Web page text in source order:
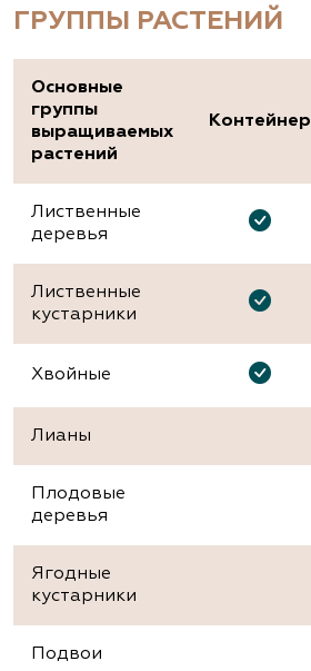
ГРУППЫ РАСТЕНИЙ
Основные
группы
выращиваемых
растений
Контейнер
Лиственные
деревья
Лиственные
кустарники
Хвойные
Лианы
Плодовые
деревья
Ягодные
кустарники
Подвои